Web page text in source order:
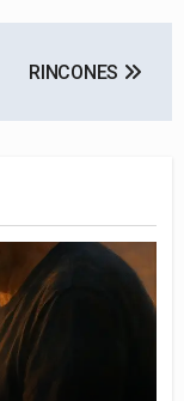
RINCONES